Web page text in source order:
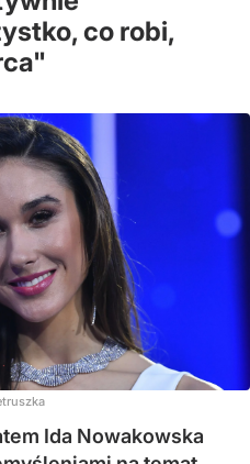
co robi,
Ida Nowakowska